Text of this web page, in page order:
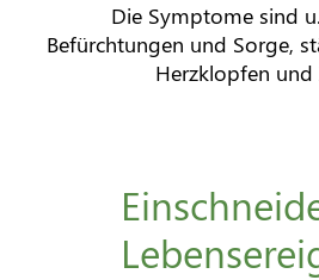
Die Symptome sind
Befürchtungen und Sorge,
Herzklopfen und